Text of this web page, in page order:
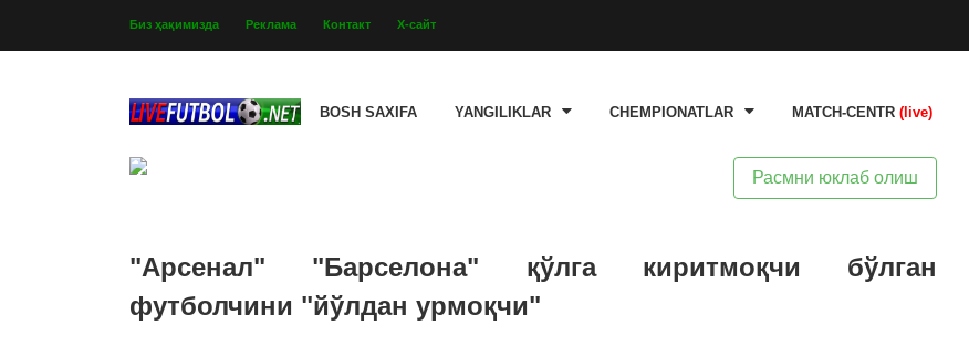
Биз ҳақимизда Реклама Контакт Х-сайт
BOSH SAXIFA YANGILIKLAR CHEMPIONATLAR MATCH-CENTR (live)
Расмни юклаб олиш
"Арсенал" "Барселона" қўлга киритмоқчи бўлган
футболчини "йўлдан урмоқчи"